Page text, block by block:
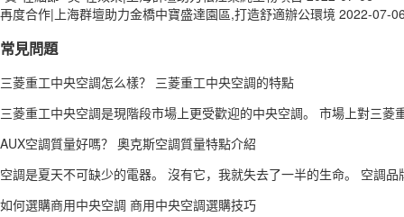
再度合作|上海群壇助力金橋中寶盛達園區,打造舒適辦公環境 2022-07-
常見問題
三菱重工中央空調怎么樣？ 三菱重工中央空調的特點
三菱重工中央空調是現階段市場上更受歡迎的中央空調。 市場上對三
AUX空調質量好嗎？ 奧克斯空調質量特點介紹
空調是夏天不可缺少的電器。 沒有它，我就失去了一半的生命。 空調
如何選購商用中央空調 商用中央空調選購技巧